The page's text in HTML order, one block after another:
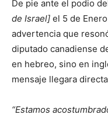
De pie ante el podio
de Israel] el 5 de
advertencia que
diputado canadiense
en hebreo, sino en
mensaje llegara
“Estamos